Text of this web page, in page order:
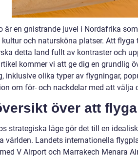
är en gnistrande juvel i Nordafrika
kultur och natursköna platser. Att
detta land fullt av kontraster och
kommer vi att ge dig en grundlig
inklusive olika typer av flygningar,
om för- och nackdelar med att välja
över att
strategiska läge gör det till en
världen. Landets internationella
V Airport och Marrakech Menara